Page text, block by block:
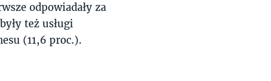
odpowiadały za
też usługi
(11,6 proc.).